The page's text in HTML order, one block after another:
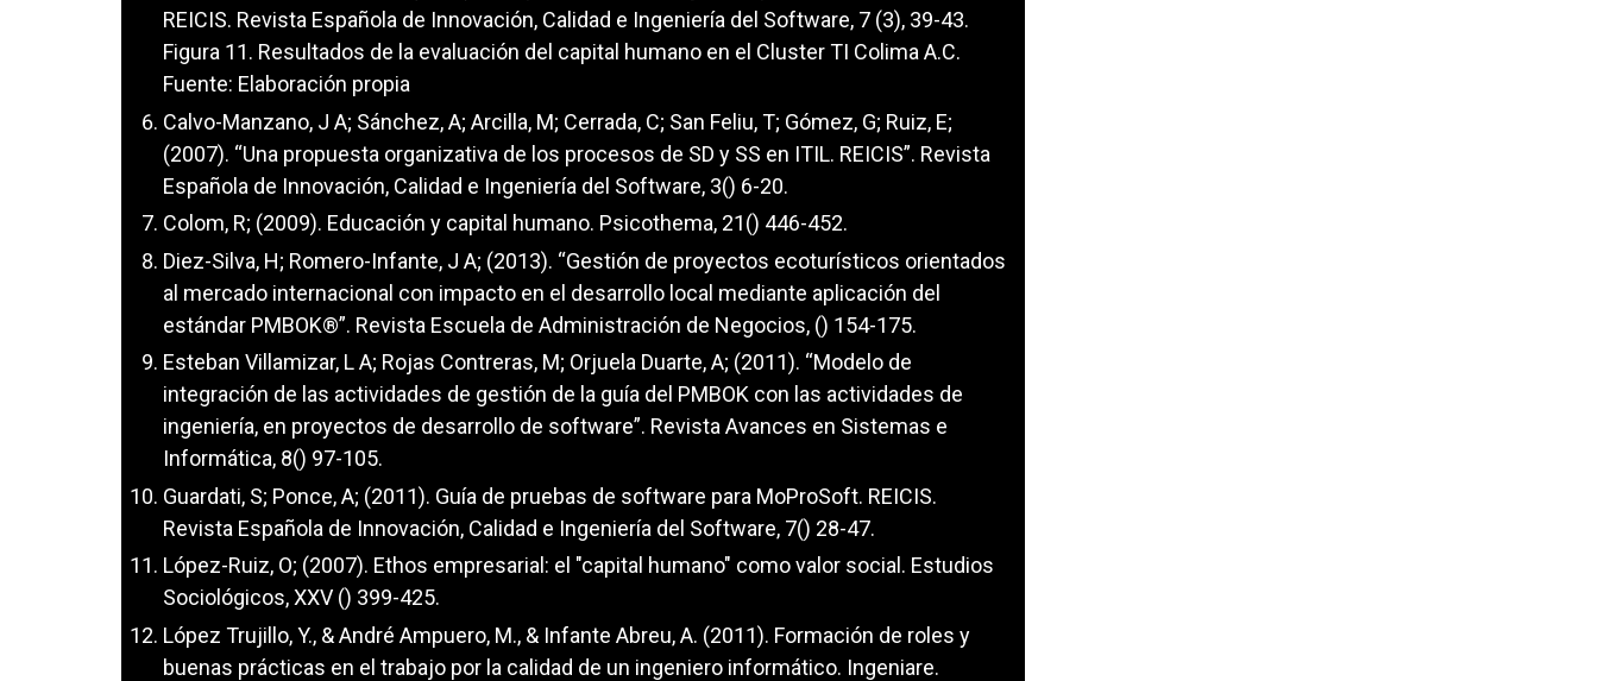
REICIS. Revista Española de Innovación, Calidad e Ingeniería del Software, 7 (3), 39-43.
Figura 11. Resultados de la evaluación del capital humano en el Cluster TI Colima A.C.
Fuente: Elaboración propia
Calvo-Manzano, J A; Sánchez, A; Arcilla, M; Cerrada, C; San Feliu, T; Gómez, G; Ruiz, E;
(2007). “Una propuesta organizativa de los procesos de SD y SS en ITIL. REICIS”. Revista
Española de Innovación, Calidad e Ingeniería del Software, 3() 6-20.
Colom, R; (2009). Educación y capital humano. Psicothema, 21() 446-452.
Diez-Silva, H; Romero-Infante, J A; (2013). “Gestión de proyectos ecoturísticos orientados
al mercado internacional con impacto en el desarrollo local mediante aplicación del
estándar PMBOK®”. Revista Escuela de Administración de Negocios, () 154-175.
Esteban Villamizar, L A; Rojas Contreras, M; Orjuela Duarte, A; (2011). “Modelo de
integración de las actividades de gestión de la guía del PMBOK con las actividades de
ingeniería, en proyectos de desarrollo de software”. Revista Avances en Sistemas e
Informática, 8() 97-105.
Guardati, S; Ponce, A; (2011). Guía de pruebas de software para MoProSoft. REICIS.
Revista Española de Innovación, Calidad e Ingeniería del Software, 7() 28-47.
López-Ruiz, O; (2007). Ethos empresarial: el "capital humano" como valor social. Estudios
Sociológicos, XXV () 399-425.
López Trujillo, Y., & André Ampuero, M., & Infante Abreu, A. (2011). Formación de roles y
buenas prácticas en el trabajo por la calidad de un ingeniero informático. Ingeniare.